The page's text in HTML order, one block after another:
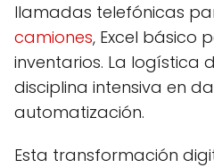
llamadas telefónicas
camiones, Excel básico
inventarios. La logística
disciplina intensiva en
automatización.
Esta transformación